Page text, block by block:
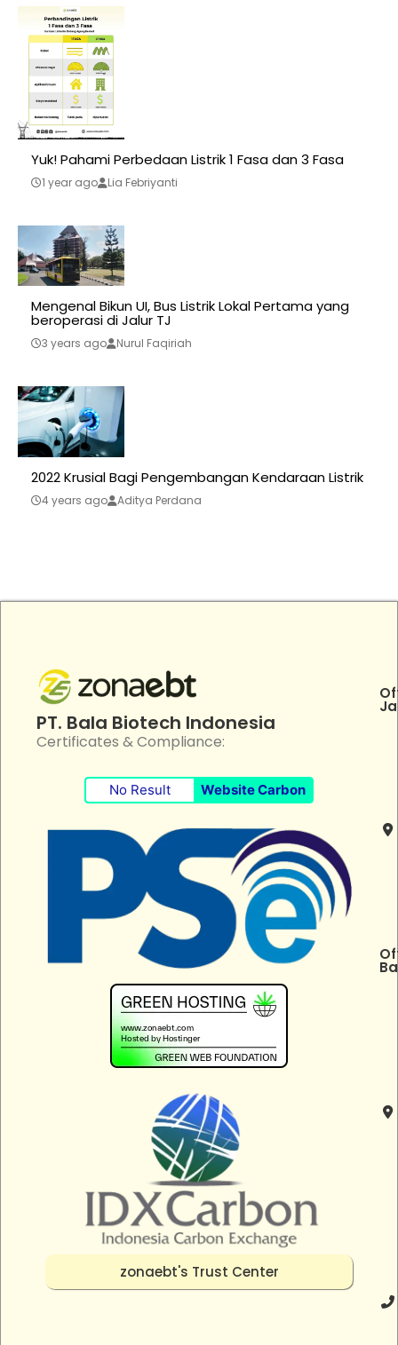
Yuk! Pahami Perbedaan Listrik 1 Fasa dan 3 Fasa
1 year ago Lia Febriyanti
Mengenal Bikun UI, Bus Listrik Lokal Pertama yang
beroperasi di Jalur TJ
3 years ago Nurul Faqiriah
2022 Krusial Bagi Pengembangan Kendaraan Listrik
4 years ago Aditya Perdana
PT. Bala Biotech Indonesia
Certificates & Compliance:
No Result Website Carbon
zonaebt's Trust Center